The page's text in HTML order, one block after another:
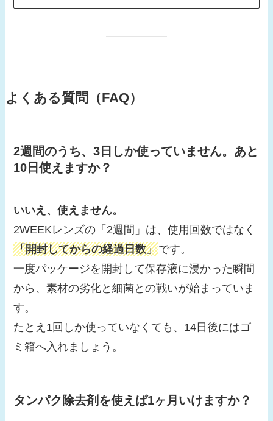
よくある質問（FAQ）
2週間のうち、3日しか使っていません。あと
10日使えますか？
いいえ、使えません。
2WEEKレンズの「2週間」は、使用回数ではなく
「開封してからの経過日数」です。
一度パッケージを開封して保存液に浸かった瞬間
から、素材の劣化と細菌との戦いが始まっていま
す。
たとえ1回しか使っていなくても、14日後にはゴ
ミ箱へ入れましょう。
タンパク除去剤を使えば1ヶ月いけますか？